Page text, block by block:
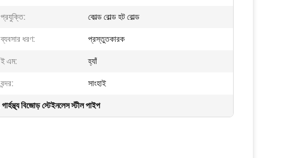
প্রযুক্তি: কোল্ড রোল্ড হট রোল্ড
ব্যবসার ধরণ: প্রস্তুতকারক
ই এম: হ্যাঁ
বন্দর: সাংহাই
গার্হস্থ্য বিজোড় স্টেইনলেস স্টীল পাইপ